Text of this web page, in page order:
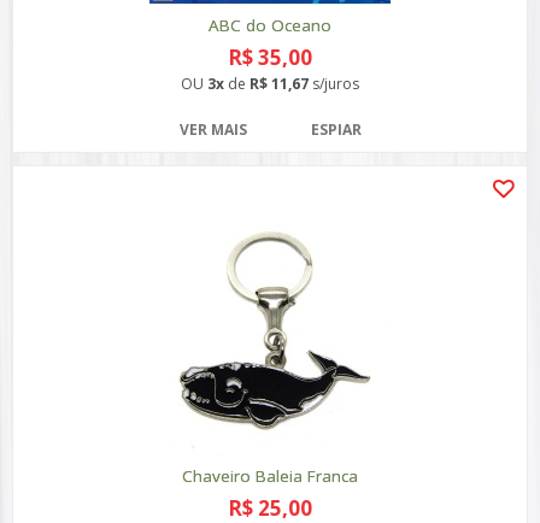
ABC do Oceano
R$ 35,00
OU 3x de R$ 11,67 s/juros
VER MAIS ESPIAR
Chaveiro Baleia Franca
R$ 25,00